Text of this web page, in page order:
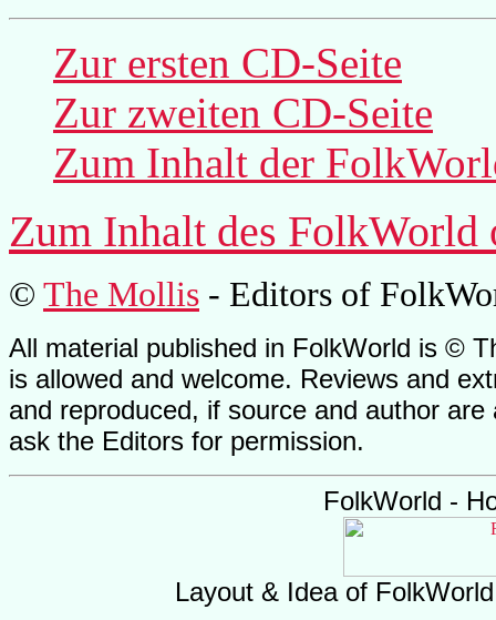
Zur ersten CD-Seite
Zur zweiten CD-Seite
Zum Inhalt der
Zum Inhalt des FolkWorld
© The Mollis - Editors of
All material published in FolkWorld is ©
is allowed and welcome. Reviews and
and reproduced, if source and author
ask the Editors for permission.
FolkWorld -
Layout & Idea of